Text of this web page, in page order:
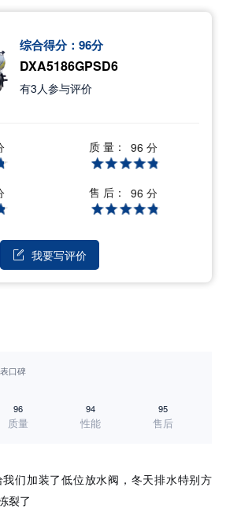
综合得分： 96分
DXA5186GPSD6
有3人参与评价
质 量： 96 分
售 后： 96 分
 我要写评价
口碑
96
质量
94
性能
95
售后
们加装了低位放水阀，冬天排水特别方
裂了